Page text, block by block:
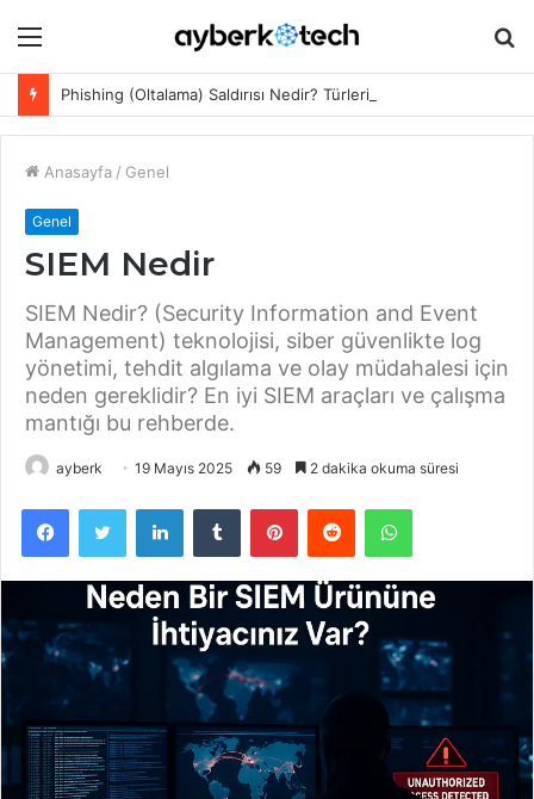
Menü
Anasayfa / Genel
Genel
SIEM Nedir
SIEM Nedir? (Security Information and Event
Management) teknolojisi, siber güvenlikte log
yönetimi, tehdit algılama ve olay müdahalesi için
neden gereklidir? En iyi SIEM araçları ve çalışma
mantığı bu rehberde.
ayberk 19 Mayıs 2025 59 2 dakika okuma süresi
FacebookTwitter LinkedInTumblr PinterestReddit WhatsApp